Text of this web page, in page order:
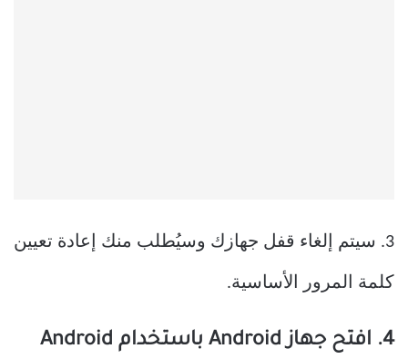
3. سيتم إلغاء قفل جهازك وسيُطلب منك إعادة تعيين
كلمة المرور الأساسية.
4. افتح جهاز Android باستخدام Android